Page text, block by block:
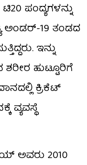
ಪಂದ್ಯಗಳನ್ನು
ಅಂಡರ್-19 ತಂಡದ
ಇನ್ನು
ಹುಟ್ಟೂರಿಗೆ
ಕ್ರಿಕೆಟ್
ವ್ಯವಸ್ಥೆ
ಅವರು 2010